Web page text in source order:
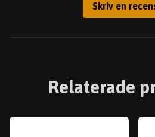
Skriv en
Relaterade